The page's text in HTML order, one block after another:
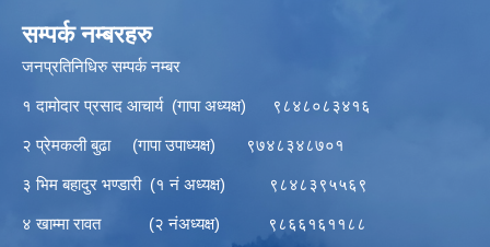
सम्पर्क नम्बरहरु
जनप्रतिनिधिरु सम्पर्क नम्बर
१ दामोदार प्रसाद आचार्य (गापा अध्यक्ष) ९८४८०८३४१६
२ प्रेमकली बुढा (गापा उपाध्यक्ष) ९७४८३४८७०१
३ भिम बहादुर भण्डारी (१ नं अध्यक्ष) ९८४८३९५५६९
४ खाम्मा रावत (२ नंअध्यक्ष) ९८६६१६११८८